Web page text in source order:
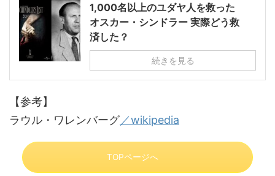
1,000名以上のユダヤ人を救った
オスカー・シンドラー 実際どう救
済した？
続きを見る
【参考】
ラウル・ワレンバーグ／wikipedia
TOPページへ